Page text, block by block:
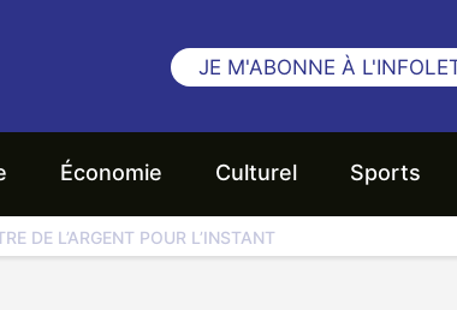
JE M'ABONNE À
Économie Culturel Sports
DE L’ARGENT POUR L’INSTANT